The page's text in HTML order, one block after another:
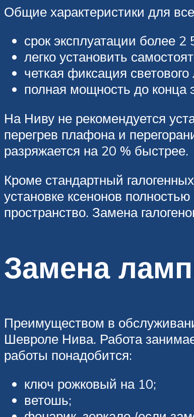
Общие характеристики для
срок эксплуатации более 2
легко установить
четкая фиксация светового
полная мощность до конца
На Ниву не рекомендуется
перегрев плафона и
разряжается на 20 % быстрее.
Кроме стандартный
установке ксенонов
пространство. Замена
Замена
Преимуществом в
Шевроле Нива. Работа
работы понадобится:
ключ рожковый на 10;
ветошь;